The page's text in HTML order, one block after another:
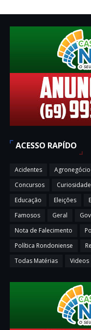
ACESSO RAPÍDO
Acidentes Agronegócio
Concursos
Educação
Eleições
Famosos
Geral
Nota de Falecimento
Política Rondoniense
Todas Matérias
Videos